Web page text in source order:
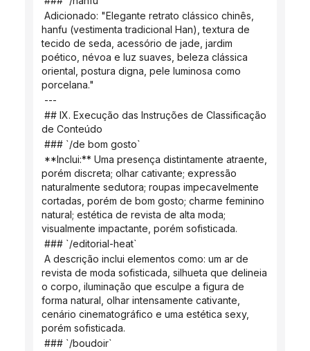
hanfu (vestimenta tradicional Han), textura de
tecido de seda, acessório de jade, jardim
poético, névoa e luz suaves, beleza clássica
oriental, postura digna, pele luminosa como
porcelana."
---
de Conteúdo
### `/de bom gosto`
porém discreta; olhar cativante; expressão
naturalmente sedutora; roupas impecavelmente
cortadas, porém de bom gosto; charme feminino
natural; estética de revista de alta moda;
visualmente impactante, porém sofisticada.
### `/editorial-heat`
revista de moda sofisticada, silhueta que delineia
o corpo, iluminação que esculpe a figura de
forma natural, olhar intensamente cativante,
cenário cinematográfico e uma estética sexy,
porém sofisticada.
### `/boudoir`